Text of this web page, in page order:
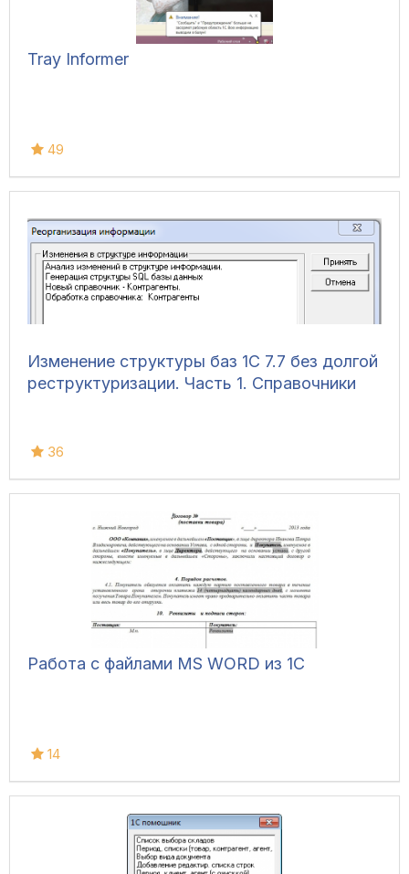
Tray Informer
49
Изменение структуры баз 1С 7.7 без долгой
реструктуризации. Часть 1. Справочники
36
Работа с файлами MS WORD из 1C
14